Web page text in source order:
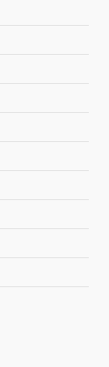
en